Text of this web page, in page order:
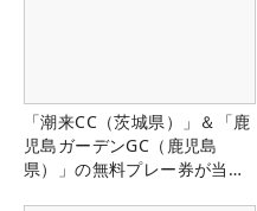
「潮来CC（茨城県）」＆「鹿
児島ガーデンGC（鹿児島
県）」の無料プレー券が当た